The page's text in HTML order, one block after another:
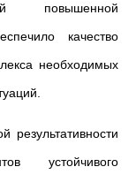
повышенной
качество
необходимых
устойчивого